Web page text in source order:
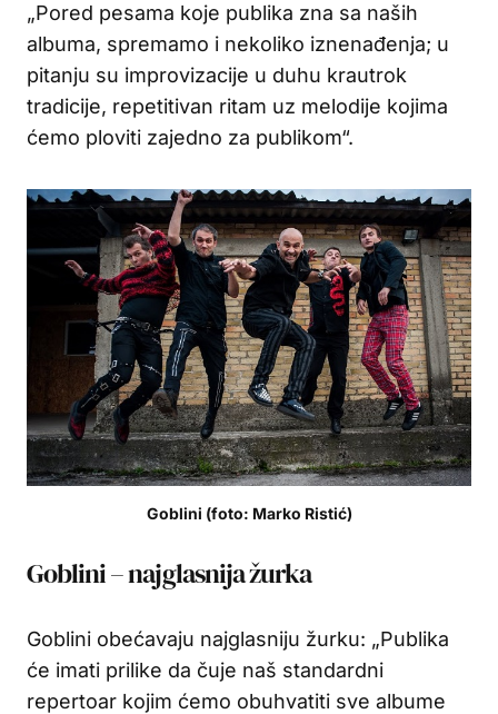
„Pored pesama koje publika zna sa naših
albuma, spremamo i nekoliko iznenađenja; u
pitanju su improvizacije u duhu krautrok
tradicije, repetitivan ritam uz melodije kojima
ćemo ploviti zajedno za publikom“.
Goblini (foto: Marko Ristić)
Goblini – najglasnija žurka
Goblini obećavaju najglasniju žurku: „Publika
će imati prilike da čuje naš standardni
repertoar kojim ćemo obuhvatiti sve albume